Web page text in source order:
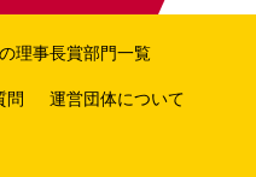
理事長賞部門一覧
問 運営団体について